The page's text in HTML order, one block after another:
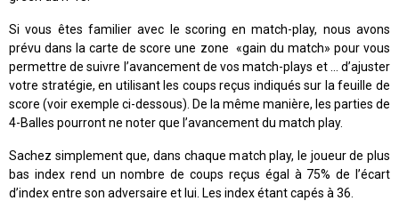
Si vous êtes familier avec le scoring en match-play, nous avons
prévu dans la carte de score une zone «gain du match» pour vous
permettre de suivre l’avancement de vos match-plays et … d’ajuster
votre stratégie, en utilisant les coups reçus indiqués sur la feuille de
score (voir exemple ci-dessous). De la même manière, les parties de
4-Balles pourront ne noter que l’avancement du match play.
Sachez simplement que, dans chaque match play, le joueur de plus
bas index rend un nombre de coups reçus égal à 75% de l’écart
d’index entre son adversaire et lui. Les index étant capés à 36.